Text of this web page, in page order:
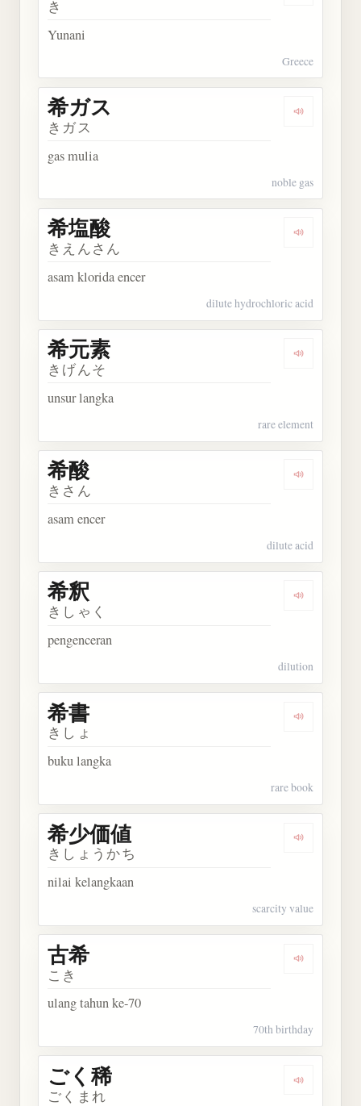
き
Yunani
Greece
Dengarkan
希ガス
きガス
gas mulia
noble gas
Dengarkan
希塩酸
きえんさん
asam klorida encer
dilute hydrochloric acid
Dengarkan
希元素
きげんそ
unsur langka
rare element
Dengarkan
希酸
きさん
asam encer
dilute acid
Dengarkan
希釈
きしゃく
pengenceran
dilution
Dengarkan
希書
きしょ
buku langka
rare book
Dengarkan
希少価値
きしょうかち
nilai kelangkaan
scarcity value
Dengarkan
古希
こき
ulang tahun ke-70
70th birthday
Dengarkan
ごく稀
ごくまれ